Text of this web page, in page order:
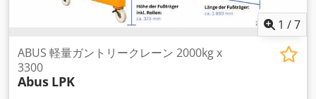
1 /7
ABUS 軽量ガントリークレーン 2000kg x
3300
Abus LPK